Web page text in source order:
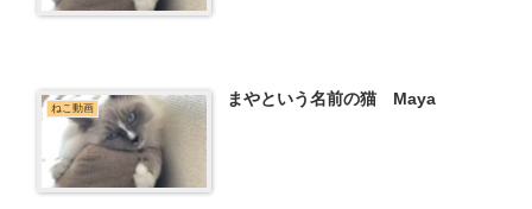
ねこ動画 まやという名前の猫 Maya